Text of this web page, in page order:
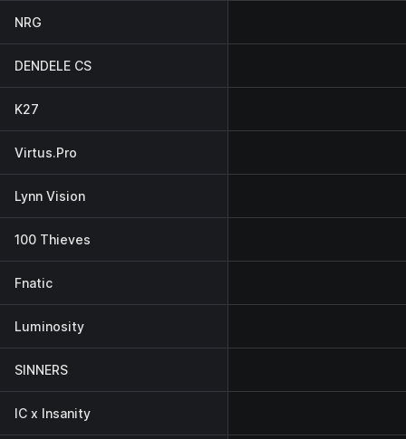
NRG
DENDELE CS
K27
Virtus.Pro
Lynn Vision
100 Thieves
Fnatic
Luminosity
SINNERS
IC x Insanity